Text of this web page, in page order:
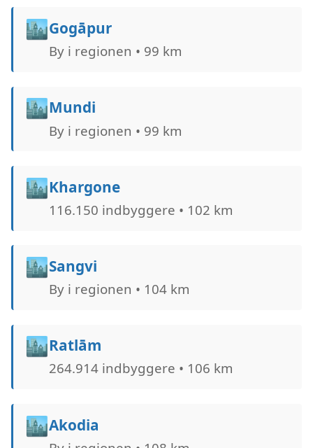
🏙️Gogāpur
By i regionen • 99 km
🏙️Mundi
By i regionen • 99 km
🏙️Khargone
116.150 indbyggere • 102 km
🏙️Sangvi
By i regionen • 104 km
🏙️Ratlām
264.914 indbyggere • 106 km
🏙️Akodia